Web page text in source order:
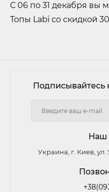
С 06 по 31 декабря вы
Топы Labi со скидкой
Подписывайтесь
Наш
Украина, г. Киев,